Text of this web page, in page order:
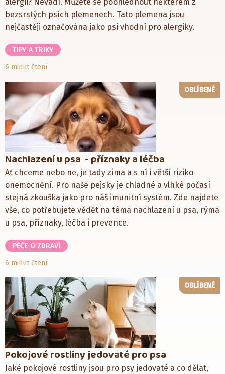
alergii? Nevadí. Můžete se poohlédnout některém z
bezsrstých psích plemenech. Tato plemena jsou
nejčastěji označována jako psi vhodní pro alergiky.
TIPY A TRIKY
6 minut čtení
OBLÍBENÉ
Nachlazení u psa - příznaky a léčba
Ať chceme nebo ne, je tady zima a s ní i větší riziko
onemocnění. Pro naše pejsky je chladné a vlhké počasí
stejná zkouška jako pro náš imunitní systém. Zde najdete
vše, co potřebujete vědět na téma nachlazení u psa, rýma
u psa, příznaky, léčba i prevence.
PÉČE O ZDRAVÍ
6 minut čtení
OBLÍBENÉ
Pokojové rostliny jedovaté pro psa
Jaké pokojové rostliny jsou pro psy jedovaté a co dělat,